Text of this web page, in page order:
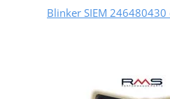
Blinker SIEM